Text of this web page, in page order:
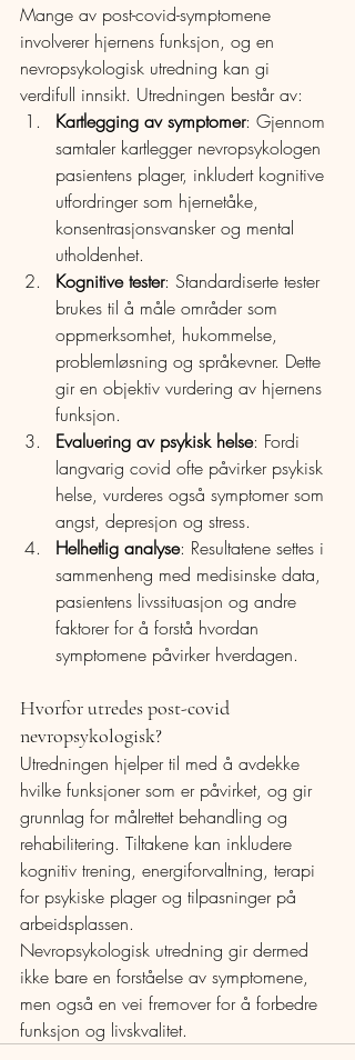
Mange av post-covid-symptomene
involverer hjernens funksjon, og en
nevropsykologisk utredning kan gi
verdifull innsikt. Utredningen består av:
Kartlegging av symptomer: Gjennom
samtaler kartlegger nevropsykologen
pasientens plager, inkludert kognitive
utfordringer som hjernetåke,
konsentrasjonsvansker og mental
utholdenhet.
Kognitive tester: Standardiserte tester
brukes til å måle områder som
oppmerksomhet, hukommelse,
problemløsning og språkevner. Dette
gir en objektiv vurdering av hjernens
funksjon.
Evaluering av psykisk helse: Fordi
langvarig covid ofte påvirker psykisk
helse, vurderes også symptomer som
angst, depresjon og stress.
Helhetlig analyse: Resultatene settes i
sammenheng med medisinske data,
pasientens livssituasjon og andre
faktorer for å forstå hvordan
symptomene påvirker hverdagen.
Hvorfor utredes post-covid
nevropsykologisk?
Utredningen hjelper til med å avdekke
hvilke funksjoner som er påvirket, og gir
grunnlag for målrettet behandling og
rehabilitering. Tiltakene kan inkludere
kognitiv trening, energiforvaltning, terapi
for psykiske plager og tilpasninger på
arbeidsplassen.
Nevropsykologisk utredning gir dermed
ikke bare en forståelse av symptomene,
men også en vei fremover for å forbedre
funksjon og livskvalitet.